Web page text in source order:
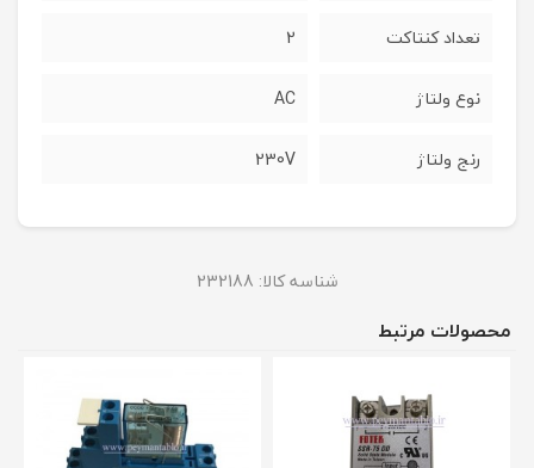
تعداد کنتاکت 2
نوع ولتاژ AC
رنج ولتاژ 230V
شناسه کالا: 232188
محصولات مرتبط